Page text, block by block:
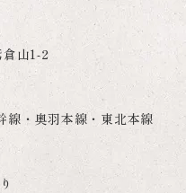
山1-2
線・奥羽本線・東北本線